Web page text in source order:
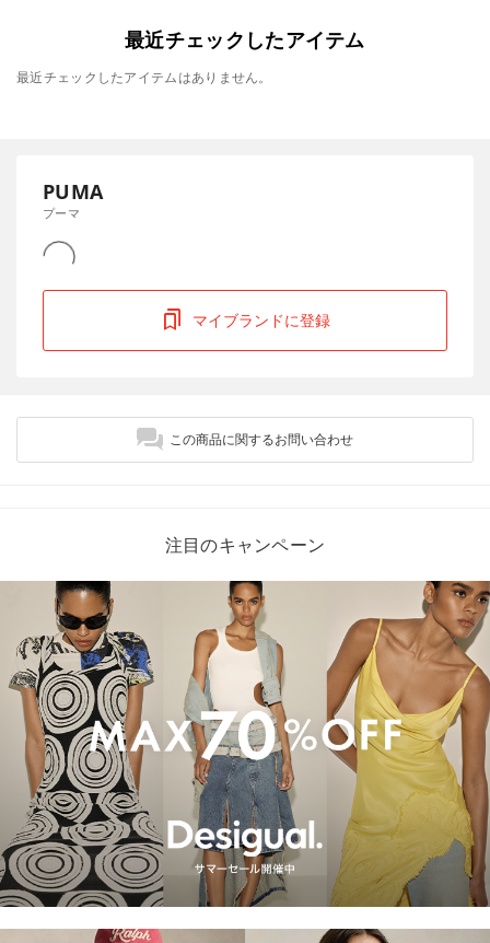
最近チェックしたアイテム
最近チェックしたアイテムはありません。
PUMA
プーマ
マイブランドに登録
この商品に関するお問い合わせ
注目のキャンペーン